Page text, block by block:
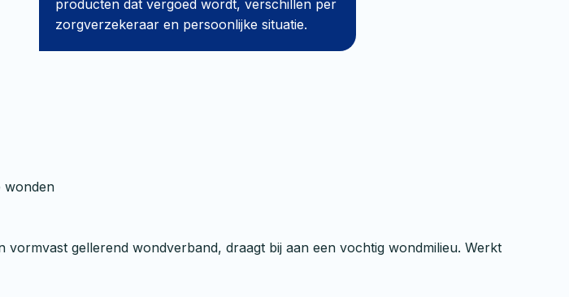
producten dat vergoed wordt, verschillen per
zorgverzekeraar en persoonlijke situatie.
wonden
gellerend wondverband, draagt bij aan een vochtig wondmilieu. Werkt